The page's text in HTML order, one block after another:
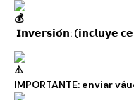
𝗜𝗻𝘃𝗲𝗿𝘀𝗶𝗼́𝗻: (𝗶𝗻𝗰𝗹𝘂𝘆𝗲
IMPORTANTE: enviar